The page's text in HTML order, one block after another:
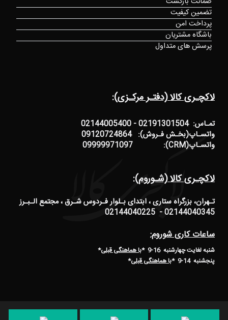
لاکچـری کالا (دفتـر مرکـزی):
تمـاس: 02191301504 - 02144005400
واتسـاپ(بخـش فـروش): 09120724864
واتسـاپ(CRM): 09999971097
لاکچـری کالا (شـوروم):
تـهران، بزرگراه ستاری ، ابتدای بـلوار فـردوس شـرق ، مجتمع الـبـرز
02144040345 - 02144040225
ساعات کاری شوروم:
شنبه لغایت چهارشنبه 16-9 * با هماهنگی قبلی*
پنجشنبه 14-9
*با هماهنگی قبلی*
تضمین کیفیت
پرداخت امن
باشگاه مشتریان
پرسش های متداول